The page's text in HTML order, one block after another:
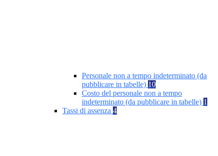
Personale non a tempo indeterminato (da
pubblicare in tabelle) 10
Costo del personale non a tempo
indeterminato (da pubblicare in tabelle) 1
Tassi di assenza 4